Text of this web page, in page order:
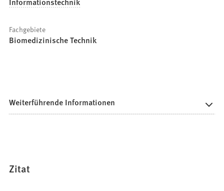
Fachgebiete
Biomedizinische Technik
Weiterführende Informationen
Zitat